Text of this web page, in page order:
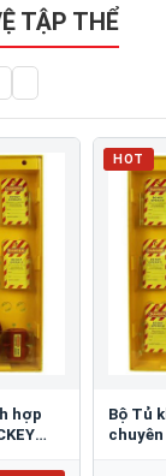
TẬP THỂ
hợp
HOT
​​​​​​​Bộ Tủ
chuyên